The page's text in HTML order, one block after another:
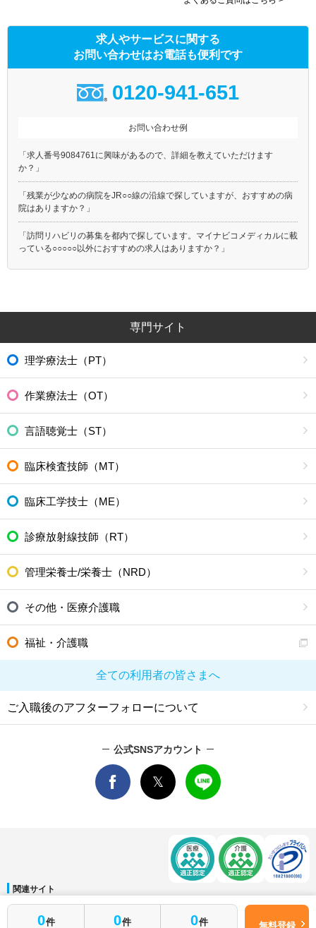
0件 0件 0件 無料登録
求人やサービスに関する
お問い合わせはお電話も便利です
0120-941-651
お問い合わせ例
「求人番号9084761に興味があるので、詳細を教えていただけます
か？」
「残業が少なめの病院をJR○○線の沿線で探していますが、おすすめの病
院はありますか？」
「訪問リハビリの募集を都内で探しています。マイナビコメディカルに載
っている○○○○○以外におすすめの求人はありますか？」
専門サイト
理学療法士（PT）
作業療法士（OT）
言語聴覚士（ST）
臨床検査技師（MT）
臨床工学技士（ME）
診療放射線技師（RT）
管理栄養士/栄養士（NRD）
その他・医療介護職
福祉・介護職
全ての利用者の皆さまへ
ご入職後のアフターフォローについて
公式SNSアカウント
関連サイト
マイナビDOCTOR│マイナビ看護師│マイナビ薬剤師│マイナビ保育士
運営会社